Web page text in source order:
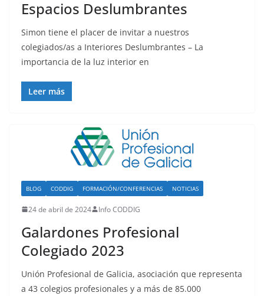
Espacios Deslumbrantes
Simon tiene el placer de invitar a nuestros
colegiados/as a Interiores Deslumbrantes – La
importancia de la luz interior en
Leer más
BLOG CODDIG FORMACIÓN/CONFERENCIAS NOTICIAS
24 de abril de 2024 Info CODDIG
Galardones Profesional
Colegiado 2023
Unión Profesional de Galicia, asociación que representa
a 43 colegios profesionales y a más de 85.000